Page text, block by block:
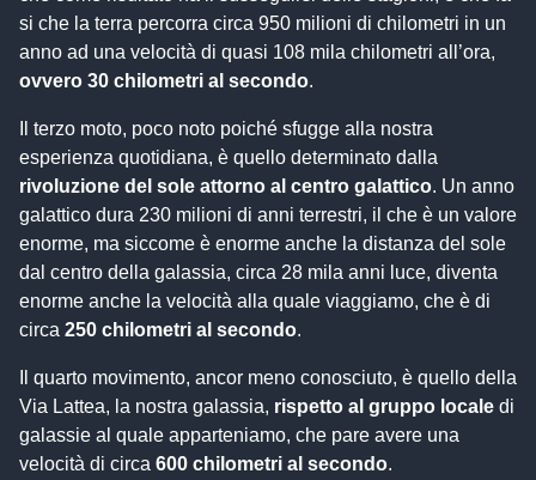
si che la terra percorra circa 950 milioni di chilometri in un
anno ad una velocità di quasi 108 mila chilometri all’ora,
ovvero 30 chilometri al secondo.
Il terzo moto, poco noto poiché sfugge alla nostra
esperienza quotidiana, è quello determinato dalla
rivoluzione del sole attorno al centro galattico. Un anno
galattico dura 230 milioni di anni terrestri, il che è un valore
enorme, ma siccome è enorme anche la distanza del sole
dal centro della galassia, circa 28 mila anni luce, diventa
enorme anche la velocità alla quale viaggiamo, che è di
circa 250 chilometri al secondo.
Il quarto movimento, ancor meno conosciuto, è quello della
Via Lattea, la nostra galassia, rispetto al gruppo locale di
galassie al quale apparteniamo, che pare avere una
velocità di circa 600 chilometri al secondo.